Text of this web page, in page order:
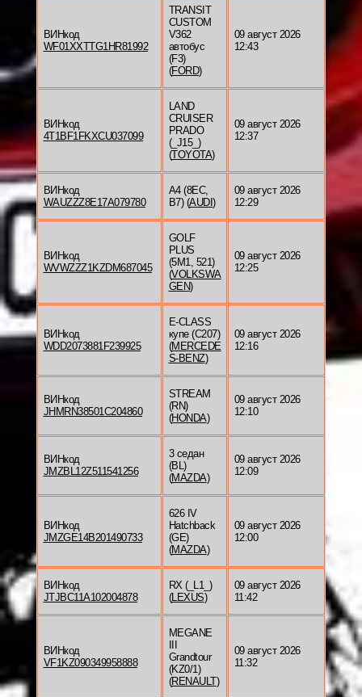
ВИНкод
WF01XXTTG1HR81992
TRANSIT
CUSTOM
V362
автобус
(F3)
(FORD)
09 август 2026
12:43
ВИНкод
4T1BF1FKXCU037099
LAND
CRUISER
PRADO
(_J15_)
(TOYOTA)
09 август 2026
12:37
ВИНкод
WAUZZZ8E17A079780
A4 (8EC,
B7) (AUDI )
09 август 2026
12:29
ВИНкод
WVWZZZ1KZDM687045
GOLF
PLUS
(5M1, 521)
(VOLKSWA
GEN)
09 август 2026
12:25
ВИНкод
WDD2073881F239925
E-CLASS
купе (C207)
(MERCEDE
S-BENZ)
09 август 2026
12:16
ВИНкод
JHMRN38501C204860
STREAM
(RN)
(HONDA)
09 август 2026
12:10
ВИНкод
JMZBL12Z511541256
3 седан
(BL)
(MAZDA)
09 август 2026
12:09
ВИНкод
JMZGE14B201490733
626 IV
Hatchback
(GE)
(MAZDA)
09 август 2026
12:00
ВИНкод
JTJBC11A102004878
RX (_L1_)
(LEXUS)
09 август 2026
11:42
ВИНкод
VF1KZ090349958888
MEGANE
Grandtour
(KZ0/1)
(RENAULT)
09 август 2026
11:32